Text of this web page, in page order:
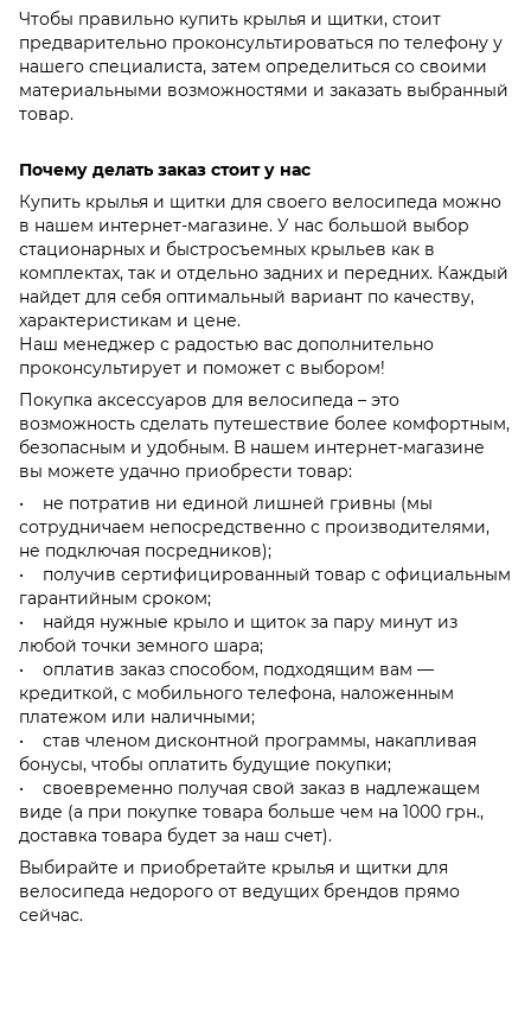
Чтобы правильно купить крылья и щитки, стоит
предварительно проконсультироваться по телефону у
нашего специалиста, затем определиться со своими
материальными возможностями и заказать выбранный
товар.
Почему делать заказ стоит у нас
Купить крылья и щитки для своего велосипеда можно
в нашем интернет-магазине. У нас большой выбор
стационарных и быстросъемных крыльев как в
комплектах, так и отдельно задних и передних. Каждый
найдет для себя оптимальный вариант по качеству,
характеристикам и цене.
Наш менеджер с радостью вас дополнительно
проконсультирует и поможет с выбором!
Покупка аксессуаров для велосипеда – это
возможность сделать путешествие более комфортным,
безопасным и удобным. В нашем интернет-магазине
вы можете удачно приобрести товар:
• не потратив ни единой лишней гривны (мы
сотрудничаем непосредственно с производителями,
не подключая посредников);
• получив сертифицированный товар с официальным
гарантийным сроком;
• найдя нужные крыло и щиток за пару минут из
любой точки земного шара;
• оплатив заказ способом, подходящим вам —
кредиткой, с мобильного телефона, наложенным
платежом или наличными;
• став членом дисконтной программы, накапливая
бонусы, чтобы оплатить будущие покупки;
• своевременно получая свой заказ в надлежащем
виде (а при покупке товара больше чем на 1000 грн.,
доставка товара будет за наш счет).
Выбирайте и приобретайте крылья и щитки для
велосипеда недорого от ведущих брендов прямо
сейчас.